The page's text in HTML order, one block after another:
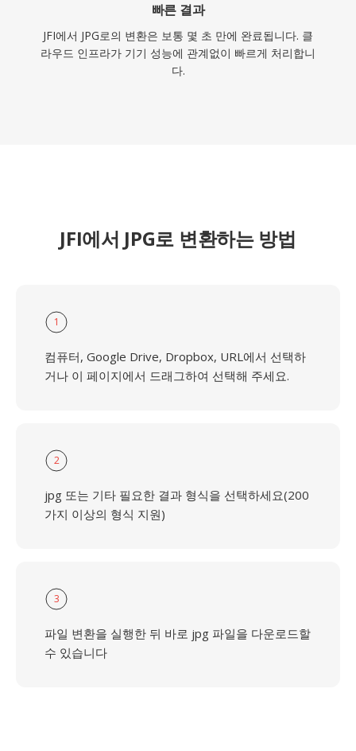
빠른 결과
JFI에서 JPG로의 변환은 보통 몇 초 만에 완료됩니다. 클
라우드 인프라가 기기 성능에 관계없이 빠르게 처리합니
다.
JFI에서 JPG로 변환하는 방법
1
컴퓨터, Google Drive, Dropbox, URL에서 선택하
거나 이 페이지에서 드래그하여 선택해 주세요.
2
jpg 또는 기타 필요한 결과 형식을 선택하세요(200
가지 이상의 형식 지원)
3
파일 변환을 실행한 뒤 바로 jpg 파일을 다운로드할
수 있습니다